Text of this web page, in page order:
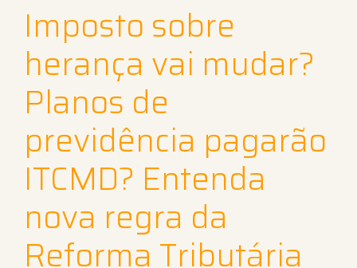
Imposto sobre
herança vai mudar?
Planos de
previdência pagarão
ITCMD? Entenda
nova regra da
Reforma Tributária